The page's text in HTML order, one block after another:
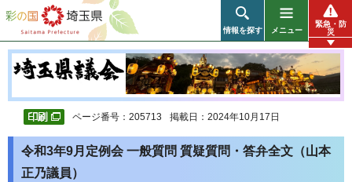
彩の国 埼玉県
情報を探す メニュー
緊急・防
災
ページ番号：205713 掲載日：2024年10月17日
令和3年9月定例会 一般質問 質疑質問・答弁全文（山本
正乃議員）